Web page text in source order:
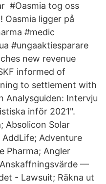
#Oasmia tog oss
Oasmia ligger på
#medic
#ungaaktiesparare
new revenue
informed of
to settlement with
Analysguiden: Intervju
inför 2021".
Absolicon Solar
Adventure
Pharma; Angler
—
- Lawsuit; Räkna ut